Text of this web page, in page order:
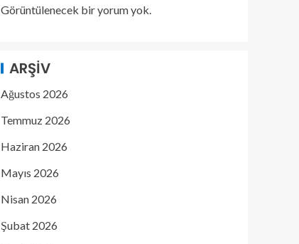
Görüntülenecek bir yorum yok.
ARŞIV
Ağustos 2026
Temmuz 2026
Haziran 2026
Mayıs 2026
Nisan 2026
Şubat 2026